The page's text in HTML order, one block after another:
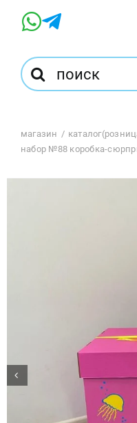
Результат
поиска:
Магазин
Доставка
О нас
магазин
набор №88 коробка-